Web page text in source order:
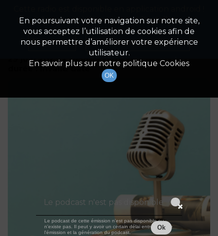
Détails De L'épisode
29 juin 2022 à 2h59
durée : Invalid date
En poursuivant votre navigation sur notre site,
vous acceptez l’utilisation de cookies afin de
nous permettre d’améliorer votre expérience
utilisateur.
En savoir plus sur notre politique Cookies
OK
Appuyez ci-dessous pour l'installer.
Non merci Télécharger l'application
Le podcast n'est pas disponible
Le podcast de cette émission n'est pas disponible ou
n'existe pas. Il peut y avoir un certain délai entre la fin de
l'émission et la génération du podcast.
Ok